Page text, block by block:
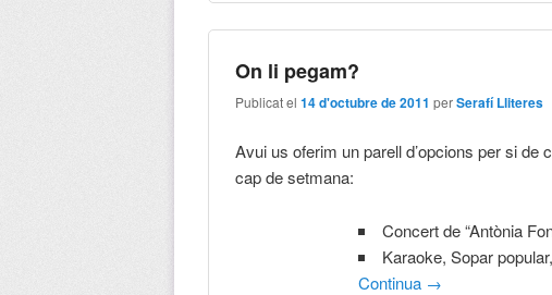
On li pegam?
Publicat el14 d'octubre de 2011 perSerafí Lliteres
Avui us oferim un parell d’opcions per si
cap de setmana:
Concert de “Antònia
Karaoke, Sopar
Continua →